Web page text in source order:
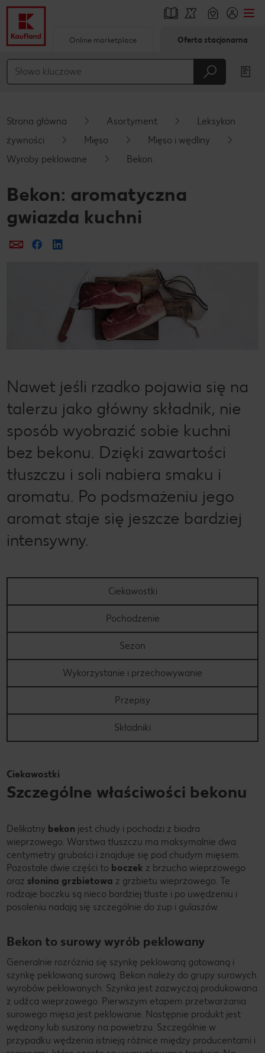
Główna treść
Pływający pasek boczny
Online marketplace Oferta stacjonarna
Strona główna Asortyment
Leksykon
żywności
Mięso
Mięso i wędliny
Wyroby peklowane
Bekon
Bekon: aromatyczna
gwiazda kuchni
Prześlij e-mailem
Udostępnij na Facebooku
Nawet jeśli rzadko pojawia się na
talerzu jako główny składnik, nie
sposób wyobrazić sobie kuchni
bez bekonu. Dzięki zawartości
tłuszczu i soli nabiera smaku i
aromatu. Po podsmażeniu jego
aromat staje się jeszcze bardziej
intensywny.
Ciekawostki
Pochodzenie
Sezon
Wykorzystanie i przechowywanie
Przepisy
Składniki
Ciekawostki
Szczególne właściwości bekonu
Delikatny bekon jest chudy i pochodzi z biodra
wieprzowego. Warstwa tłuszczu ma maksymalnie dwa
centymetry grubości i znajduje się pod chudym mięsem.
Pozostałe dwie części to boczek z brzucha wieprzowego
oraz słonina grzbietowa z grzbietu wieprzowego. Te
rodzaje boczku są nieco bardziej tłuste i po uwędzeniu i
posoleniu nadają się szczególnie do zup i gulaszów.
Bekon to surowy wyrób peklowany
Generalnie rozróżnia się szynkę peklowaną gotowaną i
szynkę peklowaną surową. Bekon należy do grupy surowych
wyrobów peklowanych. Szynka jest zazwyczaj produkowana
z udźca wieprzowego. Pierwszym etapem przetwarzania
surowego mięsa jest peklowanie. Następnie produkt jest
wędzony lub suszony na powietrzu. Szczególnie w
przypadku wędzenia istnieją różnice między producentami i